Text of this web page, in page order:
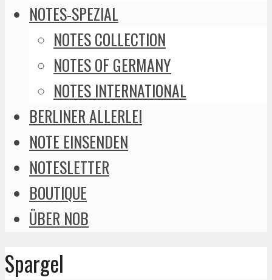
NOTES-SPEZIAL
NOTES COLLECTION
NOTES OF GERMANY
NOTES INTERNATIONAL
BERLINER ALLERLEI
NOTE EINSENDEN
NOTESLETTER
BOUTIQUE
ÜBER NOB
Spargel